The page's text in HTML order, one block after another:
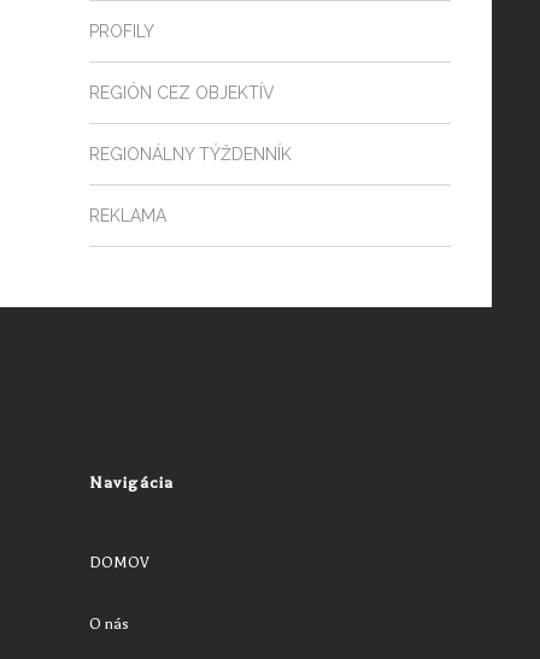
PROFILY
REGIÓN CEZ OBJEKTÍV
REGIONÁLNY TÝŽDENNÍK
REKLAMA
Navigácia
DOMOV
O nás